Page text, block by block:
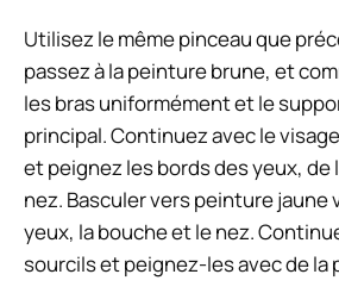
Utilisez le même pinceau que
passez à la peinture brune, et
les bras uniformémentet le
principal. Continuez avec le
et peignez les bords des yeux, de
nez. Basculer verspeinture jaune
yeux, la bouche et le nez.
sourcils et peignez-les avec de la